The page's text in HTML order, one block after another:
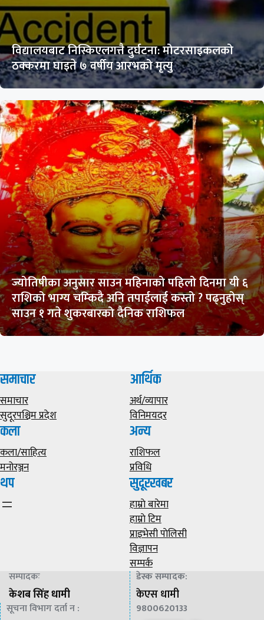
विद्यालयबाट निस्किएलगत्तै दुर्घटना: मोटरसाइकलको
ठक्करमा घाइते ७ वर्षीय आरभको मृत्यु
ज्योतिषीका अनुसार साउन महिनाको पहिलो दिनमा यी ६
राशिको भाग्य चम्किदै अनि तपाईलाई कस्तो ? पढ्नुहोस्
साउन १ गते शुकरबारको दैनिक राशिफल
समाचार
समाचार
सुदूरपश्चिम प्रदेश
आर्थिक
अर्थ/व्यापार
विनिमयदर
कला
कला/साहित्य
मनोरञ्जन
अन्य
राशिफल
प्रविधि
थप सुदूरखबर
हाम्राे बारेमा
हाम्राे टिम
प्राइभेसी पाेलिसी
विज्ञापन
सम्पर्क
सम्पादकः
केशब सिंह धामी
डेस्क सम्पादक:
केएस धामी
सूचना विभाग दर्ता न : 9800620133